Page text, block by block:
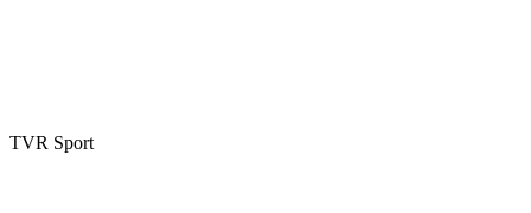
TVR Sport